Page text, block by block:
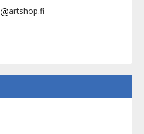
artshop.fi